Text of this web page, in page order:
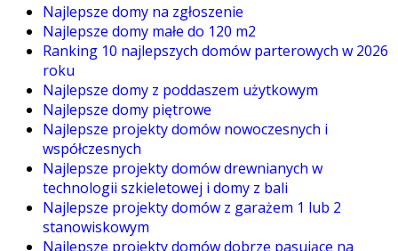
Najlepsze domy na zgłoszenie
Najlepsze domy małe do 120 m2
Ranking 10 najlepszych domów parterowych w 2026
roku
Najlepsze domy z poddaszem użytkowym
Najlepsze domy piętrowe
Najlepsze projekty domów nowoczesnych i
współczesnych
Najlepsze projekty domów drewnianych w
technologii szkieletowej i domy z bali
Najlepsze projekty domów z garażem 1 lub 2
stanowiskowym
Najlepsze projekty domów dobrze pasujące na